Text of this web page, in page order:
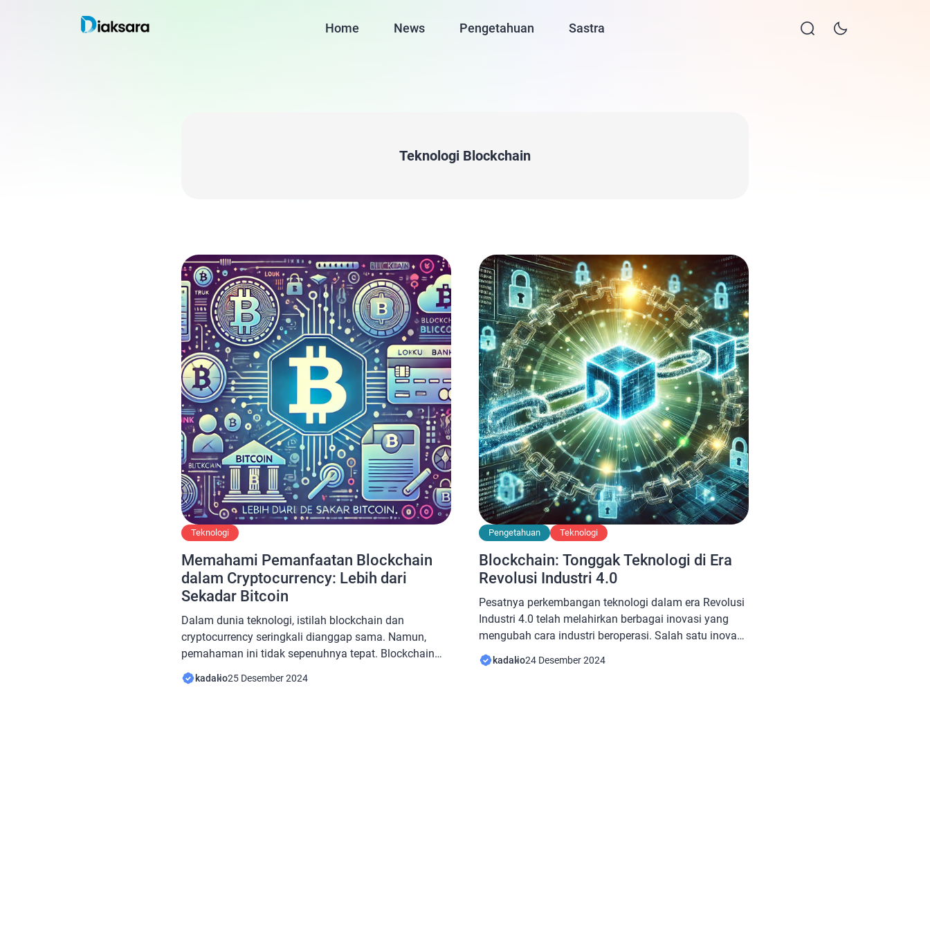
Home News Pengetahuan Sastra
Teknologi Blockchain
Teknologi
Memahami Pemanfaatan Blockchain
dalam Cryptocurrency: Lebih dari
Sekadar Bitcoin
Dalam dunia teknologi, istilah blockchain dan
cryptocurrency seringkali dianggap sama. Namun,
pemahaman ini tidak sepenuhnya tepat. Blockchain
adalah teknologi yang menjadi fondasi dari
cryptocurrency seperti Bitcoin, sementara Bitcoin
kadalio25 Desember 2024
Pengetahuan Teknologi
Blockchain: Tonggak Teknologi di Era
Revolusi Industri 4.0
Pesatnya perkembangan teknologi dalam era Revolusi
Industri 4.0 telah melahirkan berbagai inovasi yang
mengubah cara industri beroperasi. Salah satu inovasi
terbesar yang tengah menjadi sorotan adalah teknologi
blockchain. Sebagai sistem yang menjamin keamanan
kadalio24 Desember 2024